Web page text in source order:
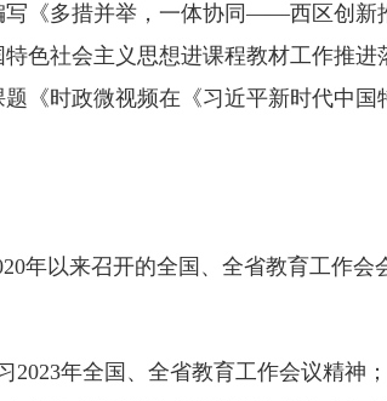
写《多措并举，一体协同——西区创新
色社会主义思想进课程教材工作推进
《时政微视频在《习近平新时代中国
以来召开的全国、全省教育工作会
年全国、全省教育工作会议精神